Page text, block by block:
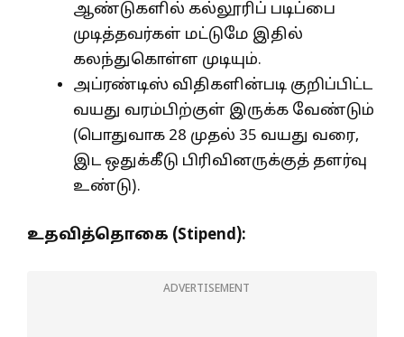
ஆண்டுகளில் கல்லூரிப் படிப்பை
முடித்தவர்கள் மட்டுமே இதில்
கலந்துகொள்ள முடியும்.
அப்ரண்டிஸ் விதிகளின்படி குறிப்பிட்ட
வயது வரம்பிற்குள் இருக்க வேண்டும்
(பொதுவாக 28 முதல் 35 வயது வரை,
இட ஒதுக்கீடு பிரிவினருக்குத் தளர்வு
உண்டு).
உதவித்தொகை (Stipend):
ADVERTISEMENT